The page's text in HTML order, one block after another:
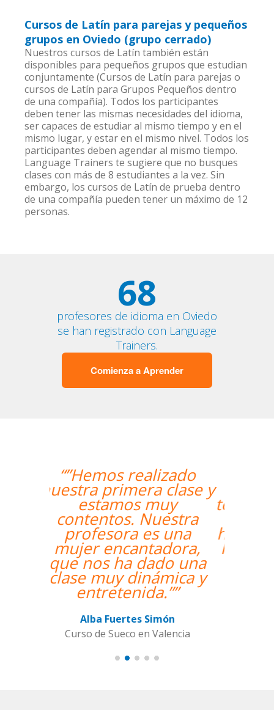
Cursos de Latín para parejas y pequeños
grupos en Oviedo (grupo cerrado)
Nuestros cursos de Latín también están
disponibles para pequeños grupos que estudian
conjuntamente (Cursos de Latín para parejas o
cursos de Latín para Grupos Pequeños dentro
de una compañía). Todos los participantes
deben tener las mismas necesidades del idioma,
ser capaces de estudiar al mismo tiempo y en el
mismo lugar, y estar en el mismo nivel. Todos los
participantes deben agendar al mismo tiempo.
Language Trainers te sugiere que no busques
clases con más de 8 estudiantes a la vez. Sin
embargo, los cursos de Latín de prueba dentro
de una compañía pueden tener un máximo de 12
personas.
68
profesores de idioma en Oviedo
se han registrado con Language
Trainers.
Comienza a Aprender
“”The course is going
well and Eugenia, my
teacher, is fantastic. My
communication skills
have improved greatly.
I'm really enjoying the
lessons!””
Miguel Eufrasio
Groupe GM